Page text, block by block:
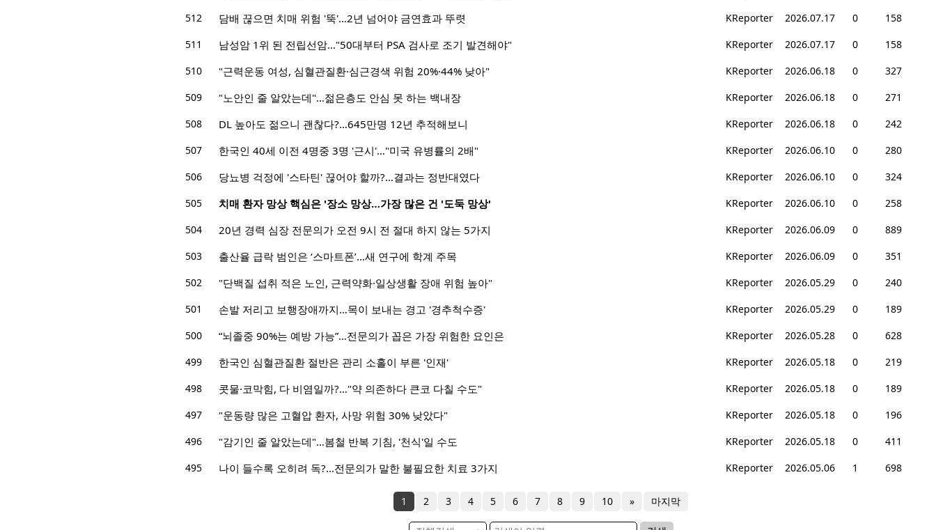
512
담배 끊으면 치매 위험 '뚝'…2년 넘어야 금연효과 뚜렷 KReporter 2026.07.17 0
158
511
남성암 1위 된 전립선암…"50대부터 PSA 검사로 조기 발견해야" KReporter 2026.07.17 0
158
510
"근력운동 여성, 심혈관질환·심근경색 위험 20%·44% 낮아" KReporter 2026.06.18 0
327
509
"노안인 줄 알았는데"…젊은층도 안심 못 하는 백내장 KReporter 2026.06.18 0
271
508
DL 높아도 젊으니 괜찮다?…645만명 12년 추적해보니 KReporter 2026.06.18 0
242
507
한국인 40세 이전 4명중 3명 '근시'…"미국 유병률의 2배" KReporter 2026.06.10 0
280
506
당뇨병 걱정에 '스타틴' 끊어야 할까?…결과는 정반대였다 KReporter 2026.06.10 0
324
505
치매 환자 망상 핵심은 '장소 망상…가장 많은 건 '도둑 망상' KReporter 2026.06.10 0
258
504
20년 경력 심장 전문의가 오전 9시 전 절대 하지 않는 5가지 KReporter 2026.06.09 0
889
503
출산율 급락 범인은 ‘스마트폰’…새 연구에 학계 주목 KReporter 2026.06.09 0
351
502
"단백질 섭취 적은 노인, 근력약화·일상생활 장애 위험 높아" KReporter 2026.05.29 0
240
501
손발 저리고 보행장애까지…목이 보내는 경고 '경추척수증' KReporter 2026.05.29 0
189
500
“뇌졸중 90%는 예방 가능”…전문의가 꼽은 가장 위험한 요인은 KReporter 2026.05.28 0
628
499
한국인 심혈관질환 절반은 관리 소홀이 부른 '인재' KReporter 2026.05.18 0
219
498
콧물·코막힘, 다 비염일까?…"약 의존하다 큰코 다칠 수도" KReporter 2026.05.18 0
189
497
"운동량 많은 고혈압 환자, 사망 위험 30% 낮았다" KReporter 2026.05.18 0
196
496
"감기인 줄 알았는데"…봄철 반복 기침, '천식'일 수도 KReporter 2026.05.18 0
411
495
나이 들수록 오히려 독?…전문의가 말한 불필요한 치료 3가지 KReporter 2026.05.06 1 698
1 2 3 4 5 6 7 8 9 10 » 마지막